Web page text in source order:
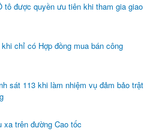
tô được quyền ưu tiên khi tham gia giao
chỉ có Hợp đồng mua bán công
sát 113 khi làm nhiệm vụ đảm bảo trật
xa trên đường Cao tốc